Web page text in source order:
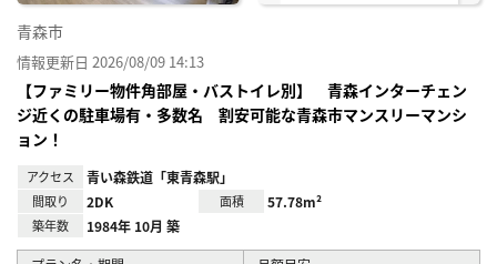
青森市
情報更新日 2026/08/09 14:13
【ファミリー物件角部屋・バストイレ別】 青森インターチェン
ジ近くの駐車場有・多数名 割安可能な青森市マンスリーマンシ
ョン！
アクセス 青い森鉄道「東青森駅」
間取り 2DK 面積 57.78m²
築年数 1984年 10月 築